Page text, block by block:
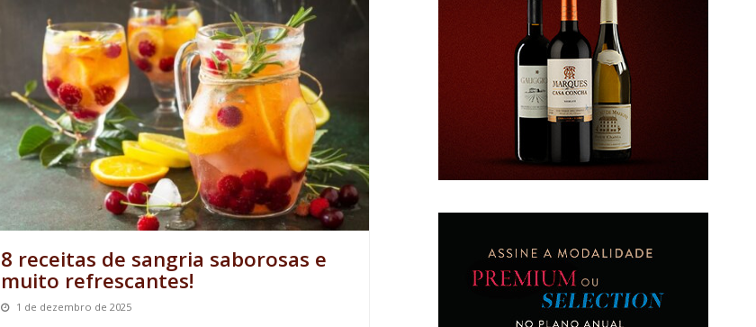
8 receitas de sangria saborosas e
muito refrescantes!
1 de dezembro de 2025